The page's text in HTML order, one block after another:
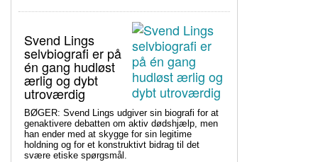
Svend Lings
selvbiografi er på
én gang hudløst
ærlig og dybt
utroværdig
BØGER: Svend Lings udgiver sin biografi for at
genaktivere debatten om aktiv dødshjælp, men
han ender med at skygge for sin legitime
holdning og for et konstruktivt bidrag til det
svære etiske spørgsmål.